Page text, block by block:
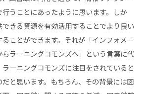
うことにあったように思います。しか
できる資源を有効活用することでより良い
ことができます。それが「インフォメー
ラーニングコモンズへ」という言葉に代
ーニングコモンズに注目をされていると
だと思います。もちろん、その背景には図